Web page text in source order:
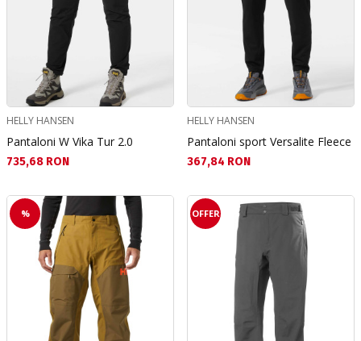
HELLY HANSEN
Pantaloni W Vika Tur 2.0
Текуща цена:
735,68 RON
HELLY HANSEN
Pantaloni sport Versalite Fleece
Текуща цена:
367,84 RON
% OFFER